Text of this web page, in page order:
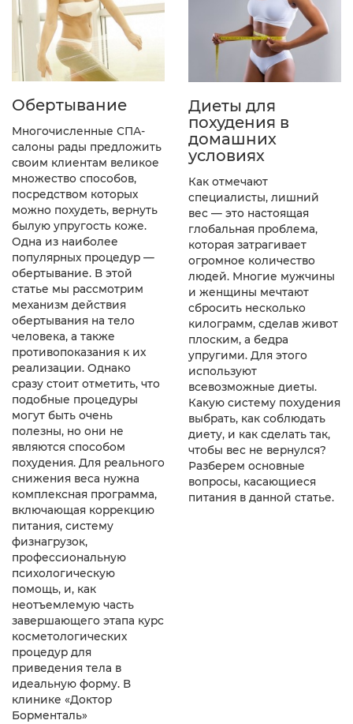
Обертывание
Многочисленные СПА-
салоны рады предложить
своим клиентам великое
множество способов,
посредством которых
можно похудеть, вернуть
былую упругость коже.
Одна из наиболее
популярных процедур —
обертывание. В этой
статье мы рассмотрим
механизм действия
обертывания на тело
человека, а также
противопоказания к их
реализации. Однако
сразу стоит отметить, что
подобные процедуры
могут быть очень
полезны, но они не
являются способом
похудения. Для реального
снижения веса нужна
комплексная программа,
включающая коррекцию
питания, систему
физнагрузок,
профессиональную
психологическую
помощь, и, как
неотъемлемую часть
завершающего этапа курс
косметологических
процедур для
приведения тела в
идеальную форму. В
клинике «Доктор
Борменталь»
Диеты для
похудения в
домашних
условиях
Как отмечают
специалисты, лишний
вес — это настоящая
глобальная проблема,
которая затрагивает
огромное количество
людей. Многие мужчины
и женщины мечтают
сбросить несколько
килограмм, сделав живот
плоским, а бедра
упругими. Для этого
используют
всевозможные диеты.
Какую систему похудения
выбрать, как соблюдать
диету, и как сделать так,
чтобы вес не вернулся?
Разберем основные
вопросы, касающиеся
питания в данной статье.